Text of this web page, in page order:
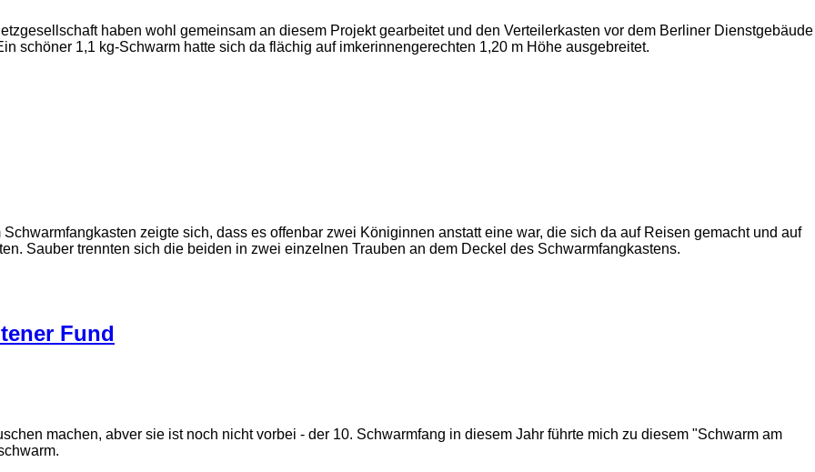
haben wohl gemeinsam an diesem Projekt gearbeitet und den Verteilerkasten vor dem Berliner Dienstgebäude
schöner 1,1 kg-Schwarm hatte sich da flächig auf imkerinnengerechten 1,20 m Höhe ausgebreitet.
zeigte sich, dass es offenbar zwei Königinnen anstatt eine war, die sich da auf Reisen gemacht und auf
Sauber trennten sich die beiden in zwei einzelnen Trauben an dem Deckel des Schwarmfangkastens.
Fund
machen, abver sie ist noch nicht vorbei - der 10. Schwarmfang in diesem Jahr führte mich zu diesem "Schwarm am